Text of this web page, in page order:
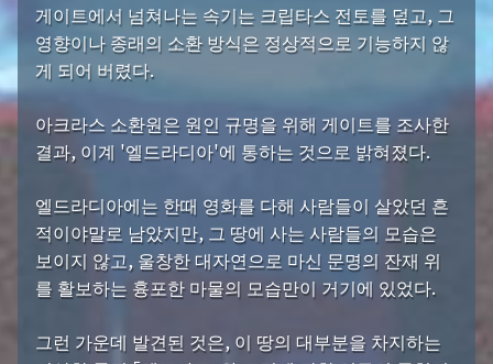
게이트에서 넘쳐나는 속기는 크립타스 전토를 덮고, 그
영향이나 종래의 소환 방식은 정상적으로 기능하지 않
게 되어 버렸다.
아크라스 소환원은 원인 규명을 위해 게이트를 조사한
결과, 이계 '엘드라디아'에 통하는 것으로 밝혀졌다.
엘드라디아에는 한때 영화를 다해 사람들이 살았던 흔
적이야말로 남았지만, 그 땅에 사는 사람들의 모습은
보이지 않고, 울창한 대자연으로 마신 문명의 잔재 위
를 활보하는 흉포한 마물의 모습만이 거기에 있었다.
그런 가운데 발견된 것은, 이 땅의 대부분을 차지하는